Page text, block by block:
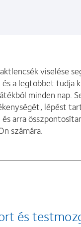
viselése
a legtöbbet tudja
minden nap.
lépést
arra
számára.
és